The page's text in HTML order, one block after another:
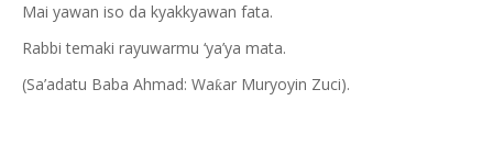
Mai yawan iso da kyakkyawan fata.
Rabbi temaki rayuwarmu ‘ya’ya mata.
(Sa’adatu Baba Ahmad: Waƙar Muryoyin Zuci).